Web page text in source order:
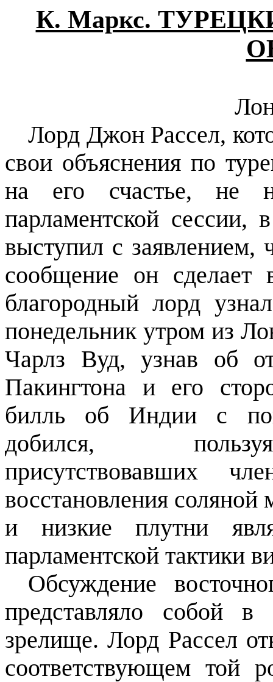
К. Маркс.
Лорд Джон Рассел,
свои объяснения по
на его счастье, не
парламентской сессии,
выступил с заявлением,
сообщение он
благородный лорд
понедельник утром из
Чарлз Вуд, узнав об
Пакингтона и его
билль об Индии с
добился,
присутствовавших
восстановления
и низкие плутни
парламентской тактики
Обсуждение
представляло собой в
зрелище. Лорд Рассел
соответствующем той